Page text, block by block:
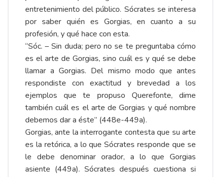
entretenimiento del público. Sócrates se interesa
por saber quién es Gorgias, en cuanto a su
profesión, y qué hace con esta.
“Sóc. – Sin duda; pero no se te preguntaba cómo
es el arte de Gorgias, sino cuál es y qué se debe
llamar a Gorgias. Del mismo modo que antes
respondiste con exactitud y brevedad a los
ejemplos que te propuso Querefonte, dime
también cuál es el arte de Gorgias y qué nombre
debemos dar a éste” (448e-449a).
Gorgias, ante la interrogante contesta que su arte
es la retórica, a lo que Sócrates responde que se
le debe denominar orador, a lo que Gorgias
asiente (449a). Sócrates después cuestiona si